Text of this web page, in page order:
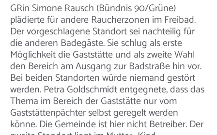
GRin Simone Rausch (Bündnis 90/Grüne)
plädierte für andere Raucherzonen im Freibad.
Der vorgeschlagene Standort sei nachteilig für
die anderen Badegäste. Sie schlug als erste
Möglichkeit die Gaststätte und als zweite Wahl
den Bereich am Ausgang zur Badstraße hin vor.
Bei beiden Standorten würde niemand gestört
werden. Petra Goldschmidt entgegnete, dass das
Thema im Bereich der Gaststätte nur vom
Gaststättenpächter selbst geregelt werden
könne. Die Gemeinde ist hier nicht Betreiber. Der